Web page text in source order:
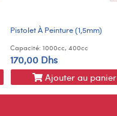
Pistolet À Peinture (1,5mm)
Capacité: 1000cc, 400cc
170,00 Dhs
Ajouter au panier